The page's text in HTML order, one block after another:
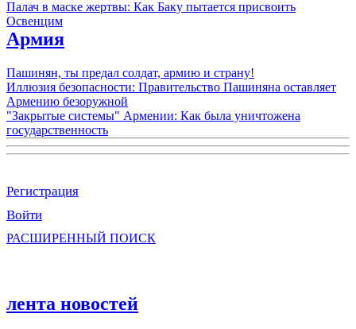
Палач в маске жертвы: Как Баку пытается присвоить
Освенцим
Армия
Пашинян, ты предал солдат, армию и страну!
Иллюзия безопасности: Правительство Пашиняна оставляет
Армению безоружной
"Закрытые системы" Армении: Как была уничтожена
государственность
Регистрация
Войти
РАСШИРЕННЫЙ ПОИСК
лента новостей